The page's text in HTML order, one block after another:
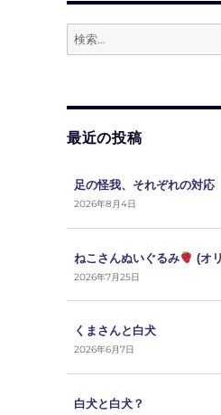
検
索:
最近の投稿
足の怪我、それぞれの対応
2026年8月4日
ねこさんぬいぐるみ (オ
2026年7月25日
くまさんと白犬
2026年6月7日
白犬と白犬？